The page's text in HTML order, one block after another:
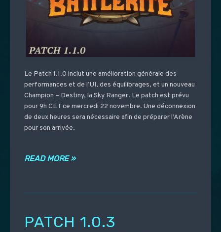
Le Patch 1.1.0 inclut une amélioration générale des
performances et de l’UI, des équilibrages, et un nouveau
Champion – Destiny, la Sky Ranger. Le patch est prévu
pour 9h CET ce mercredi 22 novembre. Une déconnexion
de deux heures sera nécessaire afin de préparer l’Arène
pour son arrivée.
READ MORE »
PATCH 1.0.3